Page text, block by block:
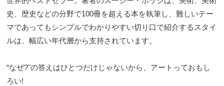
史、歴史などの分野で100冊を超える本を執筆し、難しいテー
マであってもシンプルでわかりやすい切り口で紹介するスタイ
ルは、幅広い年代層から支持されています。
“なぜ?"の答えはひとつだけじゃないから、アートっておもし
ろい!